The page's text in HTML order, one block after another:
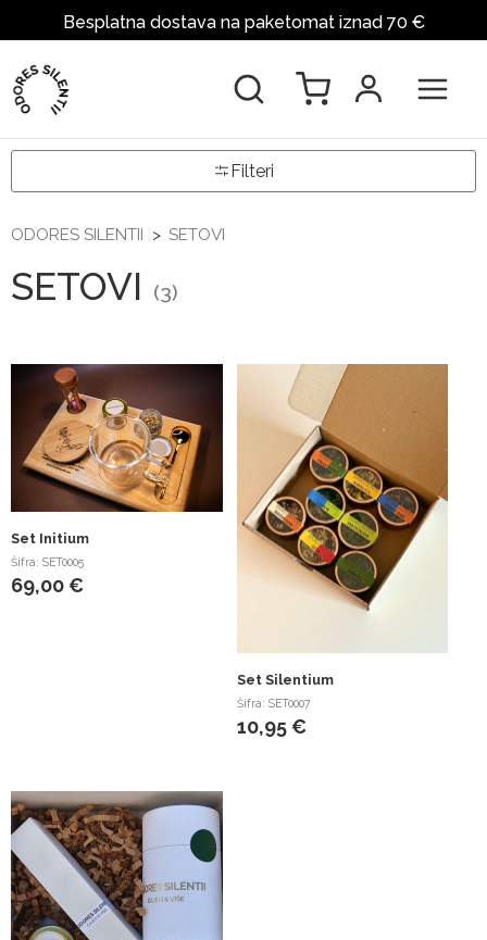
Besplatna dostava na paketomat iznad 70 €
Filteri
ODORES SILENTII SETOVI
SETOVI (3)
Set Initium
Šifra: SET0005
69,00 €
Set Silentium
Šifra: SET0007
10,95 €